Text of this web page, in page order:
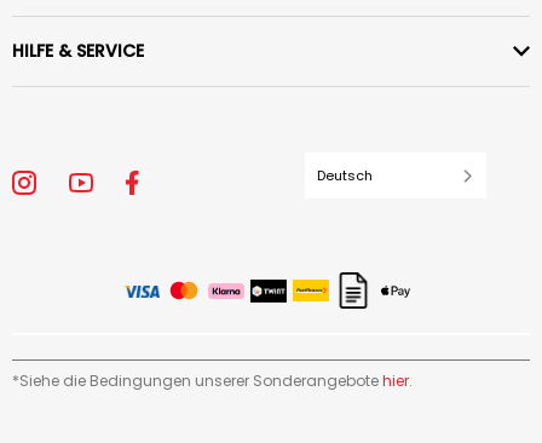
HILFE & SERVICE
Deutsch
*Siehe die Bedingungen unserer Sonderangebotehier.